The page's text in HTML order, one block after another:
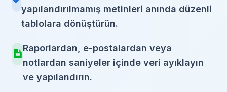
yapılandırılmamış metinleri anında düzenli
tablolara dönüştürün.
Raporlardan, e-postalardan veya
notlardan saniyeler içinde veri ayıklayın
ve yapılandırın.